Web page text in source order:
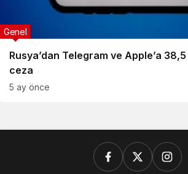
Rusya’dan Telegram ve Apple’a
ceza
Genel
5 ay önce